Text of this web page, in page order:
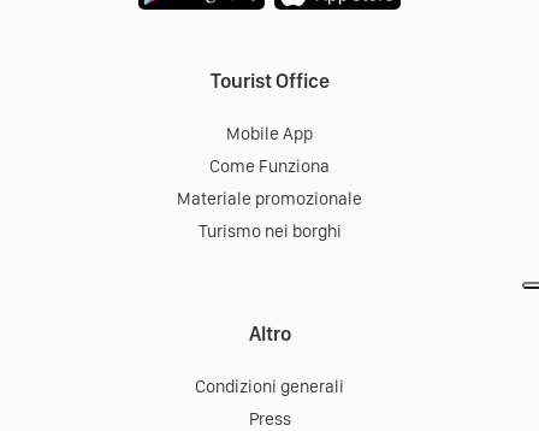
Tourist Office
Mobile App
Come Funziona
Materiale promozionale
Turismo nei borghi
Altro
Condizioni generali
Press